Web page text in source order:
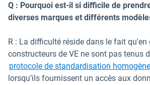
Q : Pourquoi est-il si difficile de
diverses marques et différents
R : La difficulté réside dans le fait qu'en
constructeurs de VE ne sont pas tenus
protocole de standardisation homogène
lorsqu’ils fournissent un accès aux